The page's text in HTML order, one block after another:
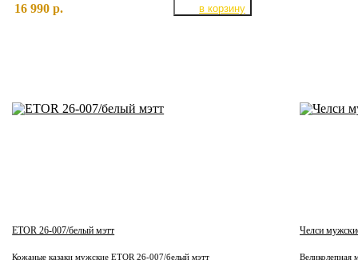
16 990 р.
ETOR 26-007/белый мэтт
Кожаные казаки мужские ETOR 26-007/белый мэтт
Челси